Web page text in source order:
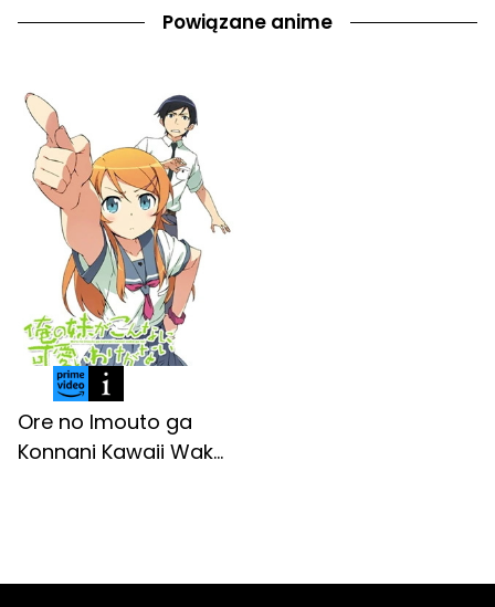
Powiązane anime
Ore no Imouto ga
Konnani Kawaii Wak...